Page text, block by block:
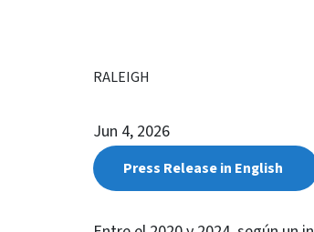
RALEIGH
Jun 4, 2026
Press Release in English